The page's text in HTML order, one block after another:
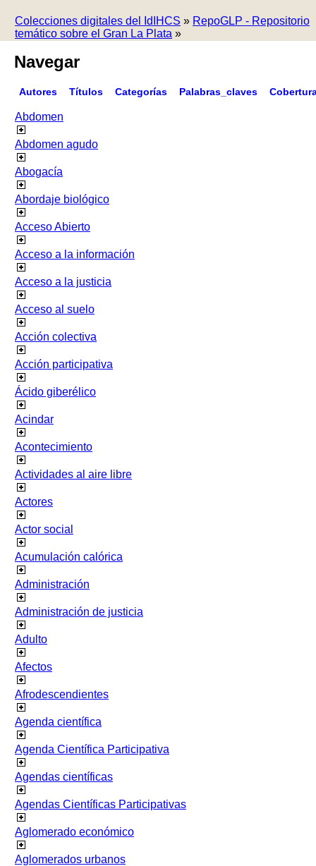
Colecciones digitales del IdIHCS » RepoGLP - Repositorio
temático sobre el Gran La Plata »
Navegar
Autores Títulos Categorías Palabras_claves
Abdomen
Abdomen agudo
Abogacía
Abordaje biológico
Acceso Abierto
Acceso a la información
Acceso a la justicia
Acceso al suelo
Acción colectiva
Acción participativa
Ácido giberélico
Acindar
Acontecimiento
Actividades al aire libre
Actores
Actor social
Acumulación calórica
Administración
Administración de justicia
Adulto
Afectos
Afrodescendientes
Agenda científica
Agenda Científica Participativa
Agendas científicas
Agendas Científicas Participativas
Aglomerado económico
Aglomerados urbanos